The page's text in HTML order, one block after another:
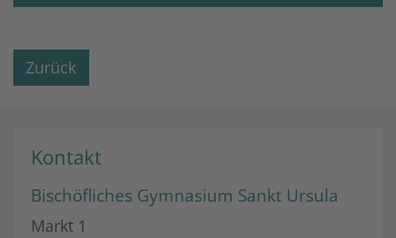
Zurück
Kontakt
Bischöfliches Gymnasium Sankt Ursula
Markt 1